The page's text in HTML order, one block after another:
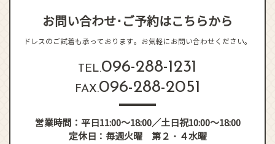
お問い合わせ･ご予約はこちらから
ドレスのご試着も承っております。 お気軽にお問い合わせください。
TEL.096-288-1231
FAX.096-288-2051
営業時間： 平日11:00～18:00／土日祝10:00～18:00
定休日： 毎週火曜 第２・４水曜
SHOP ACCESS
WEDDING DRESS TUXEDO COAT
NEWS INFO & BLOG Face book